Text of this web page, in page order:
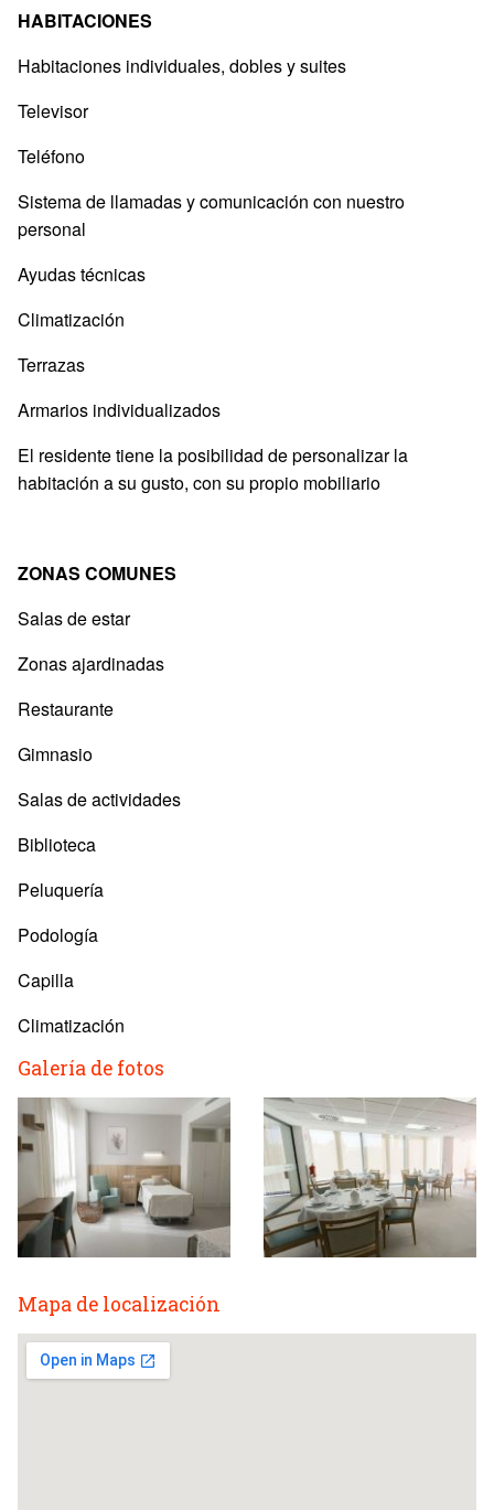
HABITACIONES
Habitaciones individuales, dobles y suites
Televisor
Teléfono
Sistema de llamadas y comunicación con nuestro
personal
Ayudas técnicas
Climatización
Terrazas
Armarios individualizados
El residente tiene la posibilidad de personalizar la
habitación a su gusto, con su propio mobiliario
ZONAS COMUNES
Salas de estar
Zonas ajardinadas
Restaurante
Gimnasio
Salas de actividades
Biblioteca
Peluquería
Podología
Capilla
Climatización
Galería de fotos
Mapa de localización